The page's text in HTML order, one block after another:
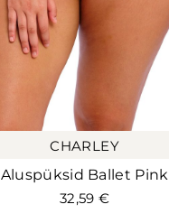
CHARLEY
Aluspüksid Ballet Pink
32,59 €